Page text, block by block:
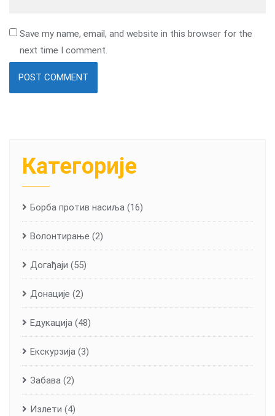
Save my name, email, and website in this browser for the
next time I comment.
Категорије
Борба против насиља (16)
Волонтирање (2)
Догађаји (55)
Донације (2)
Едукација (48)
Екскурзија (3)
Забава (2)
Излети (4)